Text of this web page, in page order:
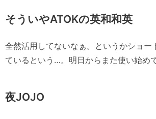
そういやATOKの英和和英
全然活用してないなぁ。というかショー
ているという…。明日からまた使い始め
夜JOJO